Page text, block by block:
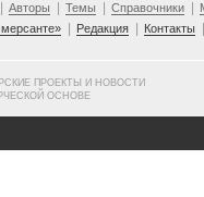
Авторы Темы Справочники
Редакция Контакты
ПРОЕКТЫ И НОВОСТИ
ОСНОВЕ